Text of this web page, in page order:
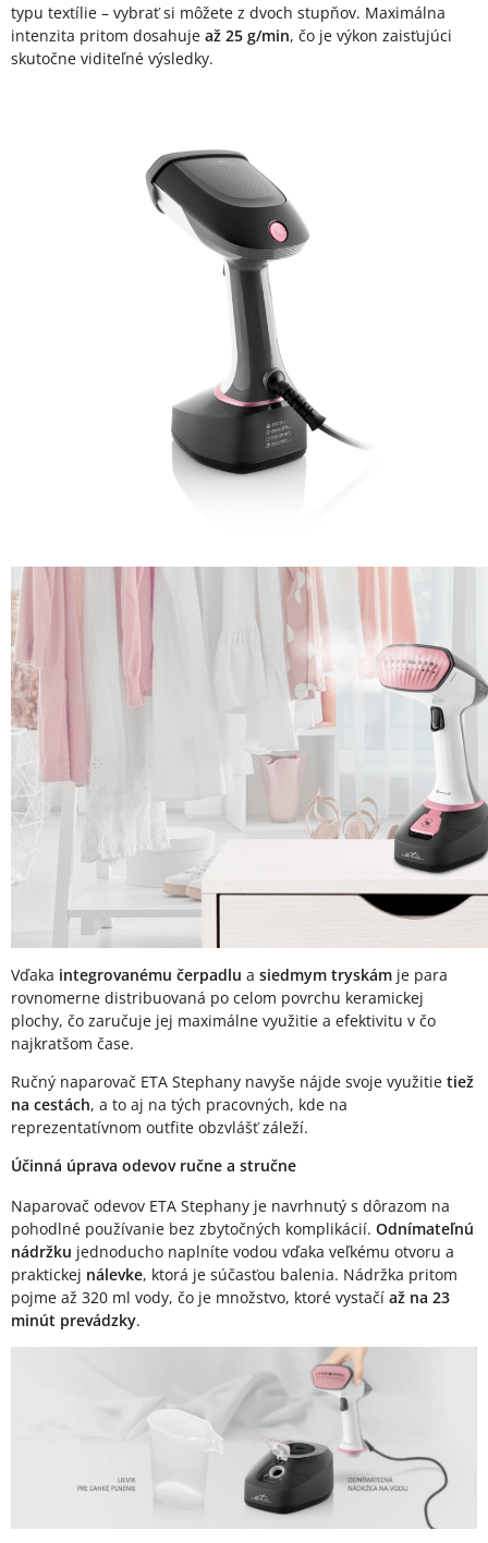
typu textílie – vybrať si môžete z dvoch stupňov. Maximálna
intenzita pritom dosahuje až 25 g/min, čo je výkon zaisťujúci
skutočne viditeľné výsledky.
Vďaka integrovanému čerpadlu a siedmym tryskám je para
rovnomerne distribuovaná po celom povrchu keramickej
plochy, čo zaručuje jej maximálne využitie a efektivitu v čo
najkratšom čase.
Ručný naparovač ETA Stephany navyše nájde svoje využitie tiež
na cestách, a to aj na tých pracovných, kde na
reprezentatívnom outfite obzvlášť záleží.
Účinná úprava odevov ručne a stručne
Naparovač odevov ETA Stephany je navrhnutý s dôrazom na
pohodlné používanie bez zbytočných komplikácií. Odnímateľnú
nádržku jednoducho naplníte vodou vďaka veľkému otvoru a
praktickej nálevke, ktorá je súčasťou balenia. Nádržka pritom
pojme až 320 ml vody, čo je množstvo, ktoré vystačí až na 23
minút prevádzky.